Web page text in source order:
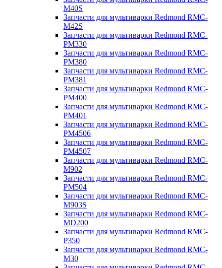
M40S
Запчасти для мультиварки Redmond RMC-
M42S
Запчасти для мультиварки Redmond RMC-
PM330
Запчасти для мультиварки Redmond RMC-
PM380
Запчасти для мультиварки Redmond RMC-
PM381
Запчасти для мультиварки Redmond RMC-
PM400
Запчасти для мультиварки Redmond RMC-
PM401
Запчасти для мультиварки Redmond RMC-
PM4506
Запчасти для мультиварки Redmond RMC-
PM4507
Запчасти для мультиварки Redmond RMC-
M902
Запчасти для мультиварки Redmond RMC-
PM504
Запчасти для мультиварки Redmond RMC-
M903S
Запчасти для мультиварки Redmond RMC-
MD200
Запчасти для мультиварки Redmond RMC-
P350
Запчасти для мультиварки Redmond RMC-
M30